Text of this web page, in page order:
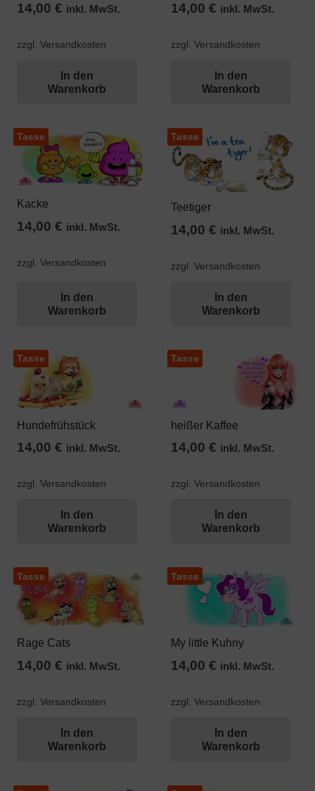
14,00 € inkl. MwSt.
zzgl. Versandkosten
In den
Warenkorb
14,00€ inkl. MwSt.
zzgl. Versandkosten
In den
Warenkorb
Tasse
Kacke
14,00 € inkl. MwSt.
zzgl. Versandkosten
In den
Warenkorb
Tasse
Teetiger
14,00€ inkl. MwSt.
zzgl. Versandkosten
In den
Warenkorb
Tasse
Hundefrühstück
14,00 € inkl. MwSt.
zzgl. Versandkosten
In den
Warenkorb
Tasse
heißer Kaffee
14,00€ inkl. MwSt.
zzgl. Versandkosten
In den
Warenkorb
Tasse
Rage Cats
14,00 € inkl. MwSt.
zzgl. Versandkosten
In den
Warenkorb
Tasse
My little Kuhny
14,00€ inkl. MwSt.
zzgl. Versandkosten
In den
Warenkorb